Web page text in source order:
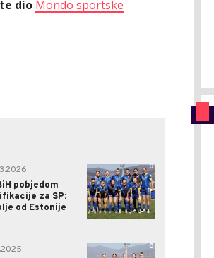
dio Mondo sportske
pobjedom
za SP:
od Estonije
0
0